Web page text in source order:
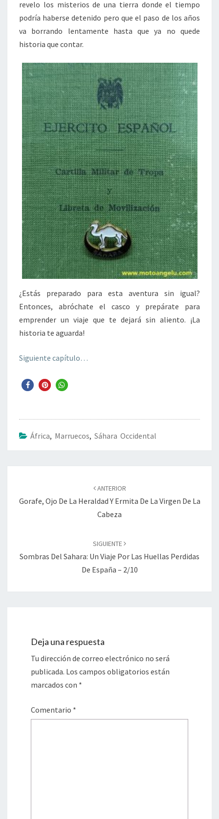
revelo los misterios de una tierra donde el tiempo
podría haberse detenido pero que el paso de los años
va borrando lentamente hasta que ya no quede
historia que contar.
¿Estás preparado para esta aventura sin igual?
Entonces, abróchate el casco y prepárate para
emprender un viaje que te dejará sin aliento. ¡La
historia te aguarda!
Siguiente capítulo…
África, Marruecos, Sáhara Occidental
entradas
ANTERIOR
Gorafe, Ojo De La Heraldad Y Ermita De La Virgen De La
Cabeza
SIGUIENTE
Sombras Del Sahara: Un Viaje Por Las Huellas Perdidas
De España – 2/10
Deja una respuesta
Tu dirección de correo electrónico no será
publicada. Los campos obligatorios están
marcados con *
Comentario *